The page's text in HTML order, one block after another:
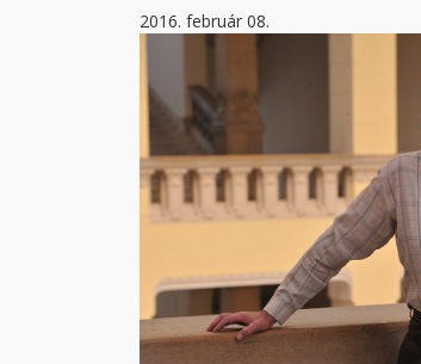
2016. február 08.